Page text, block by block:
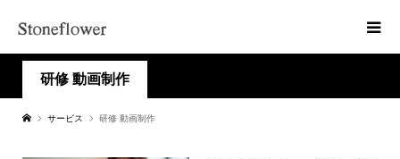
研修 動画制作
サービス 研修 動画制作